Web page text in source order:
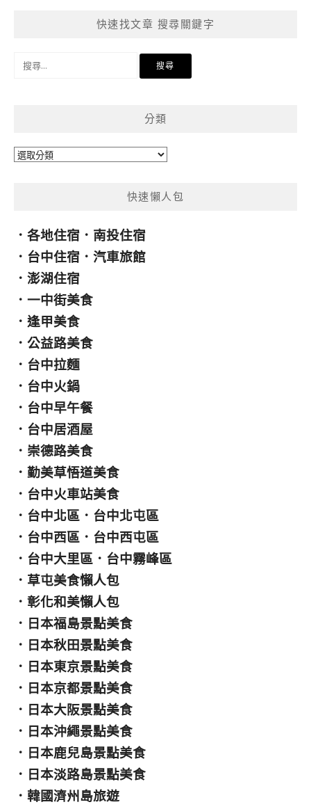
快速找文章 搜尋關鍵字
分類
分
快速懶人包
． 各地住宿 ． 南投住宿
． 台中住宿 ． 汽車旅館
． 澎湖住宿
． 一中街美食
． 逢甲美食
． 公益路美食
． 台中拉麵
． 台中火鍋
． 台中早午餐
． 台中居酒屋
． 崇德路美食
． 勤美草悟道美食
． 台中火車站美食
． 台中北區 ． 台中北屯區
． 台中西區 ． 台中西屯區
． 台中大里區 ． 台中霧峰區
． 草屯美食懶人包
． 彰化和美懶人包
． 日本福島景點美食
． 日本秋田景點美食
． 日本東京景點美食
． 日本京都景點美食
． 日本大阪景點美食
． 日本沖繩景點美食
． 日本鹿兒島景點美食
． 日本淡路島景點美食
． 韓國濟州島旅遊